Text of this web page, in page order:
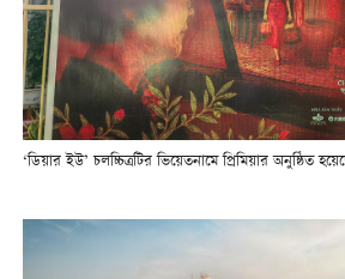
‘ডিয়ার ইউ’ চলচ্চিত্রটির ভিয়েতনামে প্রিমিয়ার অনুষ্ঠিত